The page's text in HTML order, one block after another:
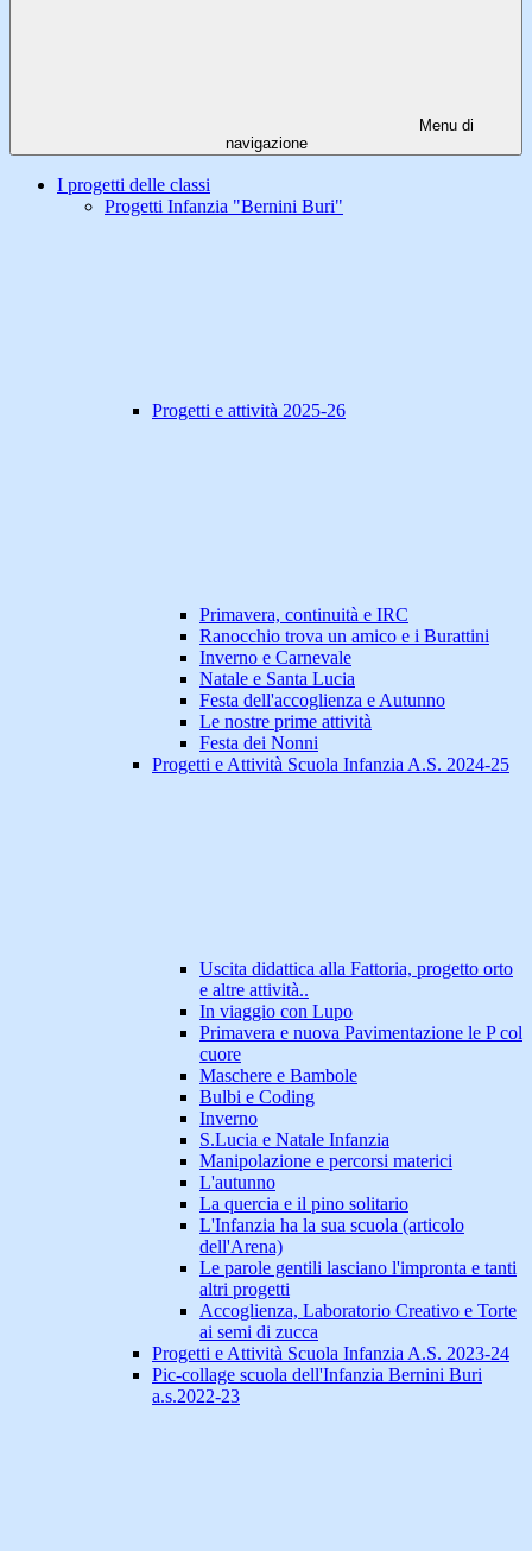
Menu di
navigazione
I progetti delle classi
Progetti Infanzia "Bernini Buri"
Progetti e attività 2025-26
Primavera, continuità e IRC
Ranocchio trova un amico e i Burattini
Inverno e Carnevale
Natale e Santa Lucia
Festa dell'accoglienza e Autunno
Le nostre prime attività
Festa dei Nonni
Progetti e Attività Scuola Infanzia A.S. 2024-25
Uscita didattica alla Fattoria, progetto orto
e altre attività..
In viaggio con Lupo
Primavera e nuova Pavimentazione le P col
cuore
Maschere e Bambole
Bulbi e Coding
Inverno
S.Lucia e Natale Infanzia
Manipolazione e percorsi materici
L'autunno
La quercia e il pino solitario
L'Infanzia ha la sua scuola (articolo
dell'Arena)
Le parole gentili lasciano l'impronta e tanti
altri progetti
Accoglienza, Laboratorio Creativo e Torte
ai semi di zucca
Progetti e Attività Scuola Infanzia A.S. 2023-24
Pic-collage scuola dell'Infanzia Bernini Buri
a.s.2022-23